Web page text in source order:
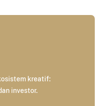
kreatif:
investor.